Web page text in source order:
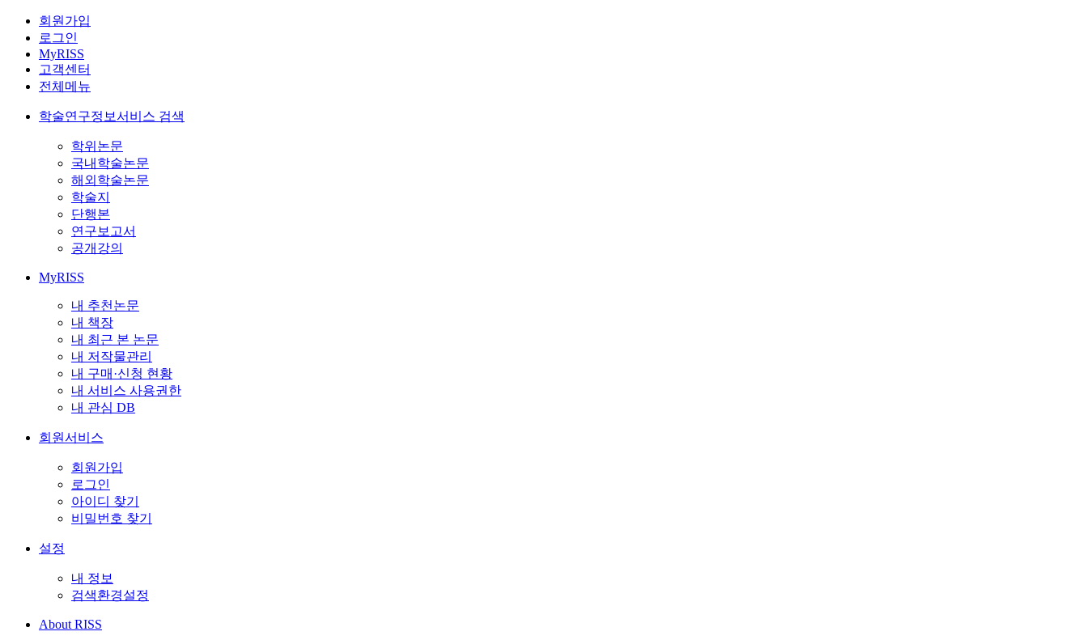
회원가입
로그인
MyRISS
고객센터
전체메뉴
학술연구정보서비스 검색
학위논문
국내학술논문
해외학술논문
학술지
단행본
연구보고서
공개강의
MyRISS
내 추천논문
내 책장
내 최근 본 논문
내 저작물관리
내 구매·신청 현황
내 서비스 사용권한
내 관심 DB
회원서비스
회원가입
로그인
아이디 찾기
비밀번호 찾기
설정
내 정보
검색환경설정
About RISS